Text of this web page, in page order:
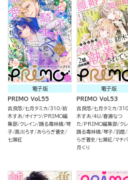
電子版
PRIMO Vol.55
吉良悠 七月タミカ 310 紡
木すあ オイナツ
PRIMO編
集部 クレイン 踊る毒林檎 琴
子 高川ろす
あららぎ蒼史
七瀬紅
電子版
PRIMO Vol.53
吉良悠 七月タミカ 310
木すあ 4U 春瀬なつ
た
PRIMO編集部 ク
踊る毒林檎 琴子 羽是
らぎ蒼史
七瀬紅 マチ
月くり